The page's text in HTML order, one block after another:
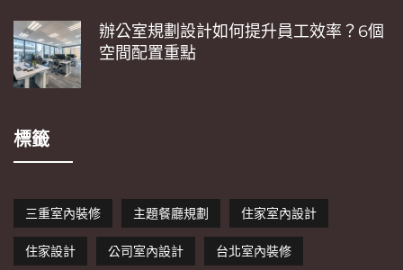
辦公室規劃設計如何提升員工效率？6個
空間配置重點
標籤
三重室內裝修 主題餐廳規劃
住家室內設計
住家設計
公司室內設計
台北室內裝修